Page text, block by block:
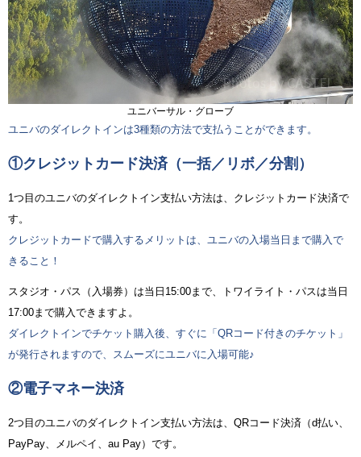
ユニバーサル・グローブ
ユニバのダイレクトインは3種類の方法で支払うことができます。
①クレジットカード決済（一括／リボ／分割）
1つ目のユニバのダイレクトイン支払い方法は、クレジットカード決済で
す。
クレジットカードで購入するメリットは、ユニバの入場当日まで購入で
きること！
スタジオ・パス（入場券）は当日15:00まで、トワイライト・パスは当日
17:00まで購入できますよ。
ダイレクトインでチケット購入後、すぐに「QRコード付きのチケット」
が発行されますので、スムーズにユニバに入場可能♪
②電子マネー決済
2つ目のユニバのダイレクトイン支払い方法は、QRコード決済（d払い、
PayPay、メルペイ、au Pay）です。